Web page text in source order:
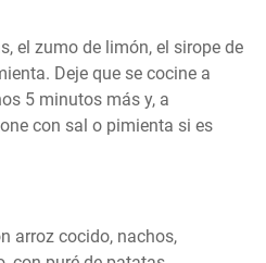
el zumo de limón, el sirope de
Deje que se cocine a
5 minutos más y, a
con sal o pimienta si es
arroz cocido, nachos,